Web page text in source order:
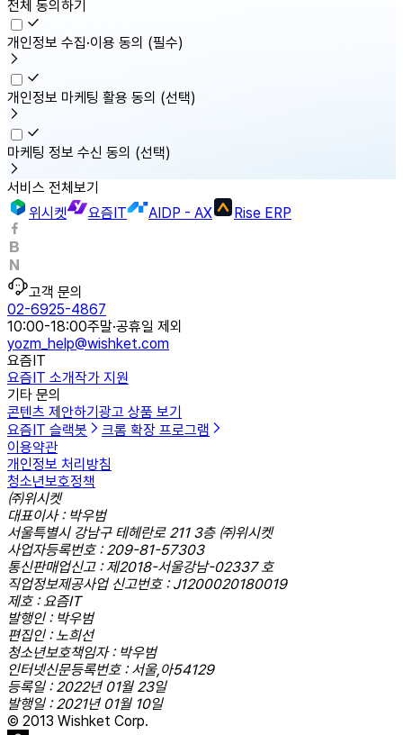
전체 동의하기
개인정보 수집·이용 동의 (필수)
개인정보 마케팅 활용 동의 (선택)
마케팅 정보 수신 동의 (선택)
서비스 전체보기
위시켓
요즘IT AIDP - AX Rise ERP
고객 문의
02-6925-4867
10:00-18:00주말·공휴일 제외
yozm_help@wishket.com
요즘IT
요즘IT 소개작가 지원
기타 문의
콘텐츠 제안하기 광고 상품 보기
요즘IT 슬랙봇
크롬 확장 프로그램
이용약관
개인정보 처리방침
청소년보호정책
㈜위시켓
대표이사 : 박우범
서울특별시 강남구 테헤란로 211 3층 ㈜위시켓
사업자등록번호 : 209-81-57303
통신판매업신고 : 제2018-서울강남-02337 호
직업정보제공사업 신고번호 : J1200020180019
제호 : 요즘IT
발행인 : 박우범
편집인 : 노희선
청소년보호책임자 : 박우범
인터넷신문등록번호 : 서울,아54129
등록일 : 2022년 01월 23일
발행일 : 2021년 01월 10일
© 2013 Wishket Corp.